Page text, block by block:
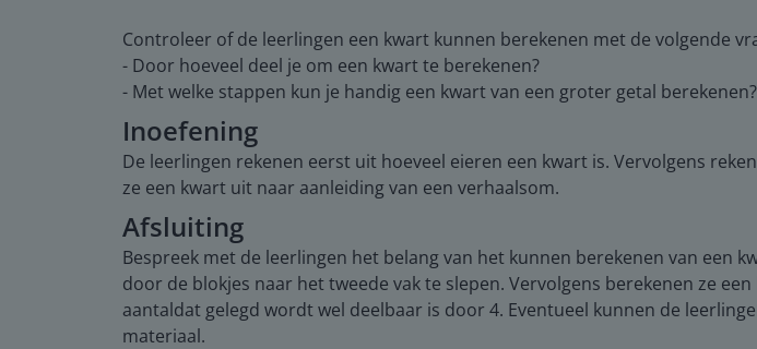
Controleer of de leerlingen een kwart kunnen berekenen met de volgende
- Door hoeveel deel je om een kwart te berekenen?
- Met welke stappen kun je handig een kwart van een groter getal berekenen?
Inoefening
De leerlingen rekenen eerst uit hoeveel eieren een kwart is. Vervolgens
ze een kwart uit naar aanleiding van een verhaalsom.
Afsluiting
Bespreek met de leerlingen het belang van het kunnen berekenen van een
door de blokjes naar het tweede vak te slepen. Vervolgens berekenen ze
aantaldat gelegd wordt wel deelbaar is door 4. Eventueel kunnen de
materiaal.